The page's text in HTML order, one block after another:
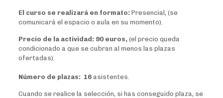
El curso se realizará en formato: Presencial, (se
comunicará el espacio o aula en su momento).
Precio de la actividad: 90 euros,(el precio queda
condicionado a que se cubran al menos las plazas
ofertadas).
Número de plazas: 16 asistentes.
Cuando se realice la selección, si has conseguido plaza, se